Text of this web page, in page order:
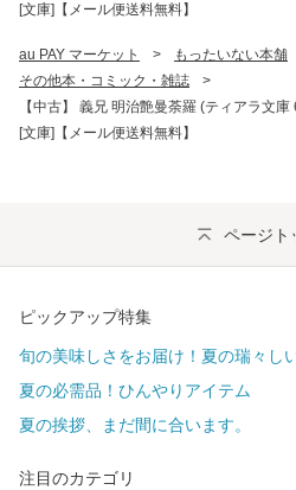
[文庫]【メール便送料無料】
au PAY マーケット > もったいない本舗
その他本・コミック・雑誌
>
【中古】 義兄 明治艶曼荼羅 (ティアラ文
[文庫]【メール便送料無料】
ページト
ピックアップ特集
旬の美味しさをお届け！夏の瑞々し
夏の必需品！ひんやりアイテム
夏の挨拶、まだ間に合います。
注目のカテゴリ